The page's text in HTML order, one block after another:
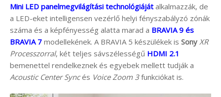
Mini LED panelmegvilágítási technológiáját alkalmazzák, de
a LED-eket intelligensen vezérlő helyi fényszabályzó zónák
száma és a képfényesség alatta marad a BRAVIA 9 és
BRAVIA 7 modellekének. A BRAVIA 5 készülékek is Sony XR
Processzorral, két teljes sávszélességű HDMI 2.1
bemenettel rendelkeznek és egyebek mellett tudják a
Acoustic Center Syncés Voice Zoom 3funkciókat is.